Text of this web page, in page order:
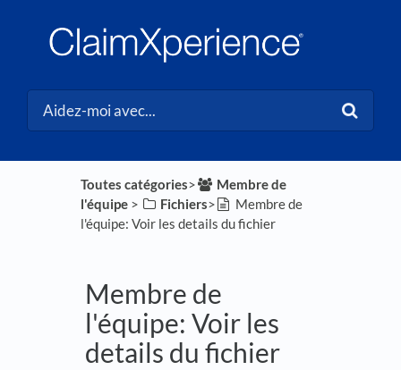
Toutes catégories​>​
​Membre de
l'équipe​ > ​ ​Fichiers​>​
Membre de
l'équipe: Voir les details du fichier
Membre de
l'équipe: Voir les
details du fichier